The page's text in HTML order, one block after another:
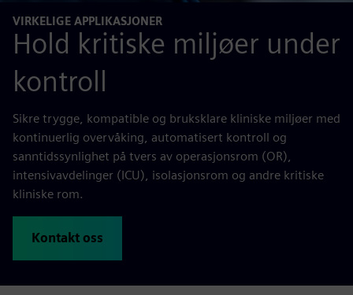
VIRKELIGE APPLIKASJONER
Hold kritiske miljøer under
kontroll
Sikre trygge, kompatible og bruksklare kliniske miljøer med
kontinuerlig overvåking, automatisert kontroll og
sanntidssynlighet på tvers av operasjonsrom (OR),
intensivavdelinger (ICU), isolasjonsrom og andre kritiske
kliniske rom.
Kontakt oss